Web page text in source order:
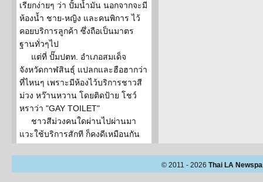
เรียกง่ายๆ ว่า ปั้มน้ำมัน นอกจากจะมี
ห้องน้ำ ชาย-หญิง และคนพิการ ไว้
คอยบริการลูกค้า ซึ่งถือเป็นมาตร
ฐานทั่วๆไป
แต่ที่ ปั๊มปตท. อำเภอสมเด็จ
จังหวัดกาฬสินธุ์ แปลกและฮือฮากว่า
ที่ไหนๆ เพราะมีห้องไว้บริการชาวสี
ม่วง หว๊านหวาน โดยติดป้าย โชว์
หราว่า "GAY TOILET"
ชาวสีม่วงคนใดผ่านไปผ่านมา
แวะใช้บริการสักที ก็คงดีเหมือนกัน
© 2011 - 2026 Thai LA